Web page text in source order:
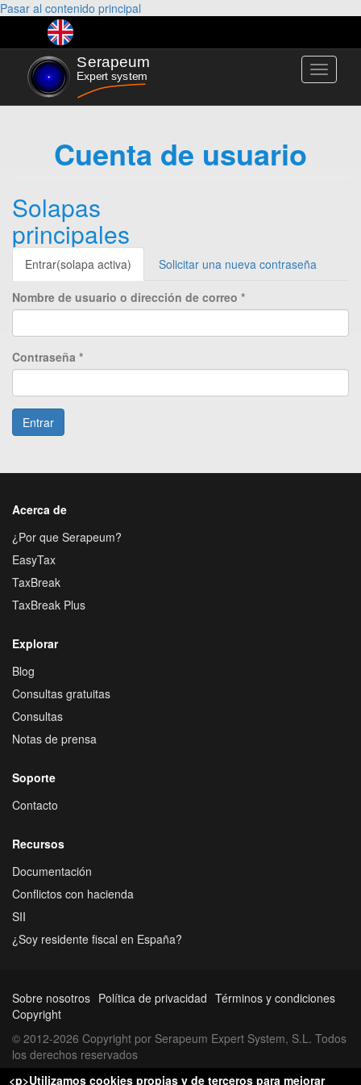
Pasar al contenido principal
Toggle
Cuenta de usuario
Solapas
principales
Entrar(solapa activa) Solicitar una nueva contraseña
Nombre de usuario o dirección de correo *
Contraseña *
Entrar
Acerca de
¿Por que Serapeum?
EasyTax
TaxBreak
TaxBreak Plus
Explorar
Blog
Consultas gratuitas
Consultas
Notas de prensa
Soporte
Contacto
Recursos
Documentación
Conflictos con hacienda
SII
¿Soy residente fiscal en España?
Sobre nosotros Política de privacidad Términos y condiciones
Copyright
© 2012-2026 Copyright por Serapeum Expert System, S.L. Todos
los derechos reservados
<p>Utilizamos cookies propias y de terceros para mejorar